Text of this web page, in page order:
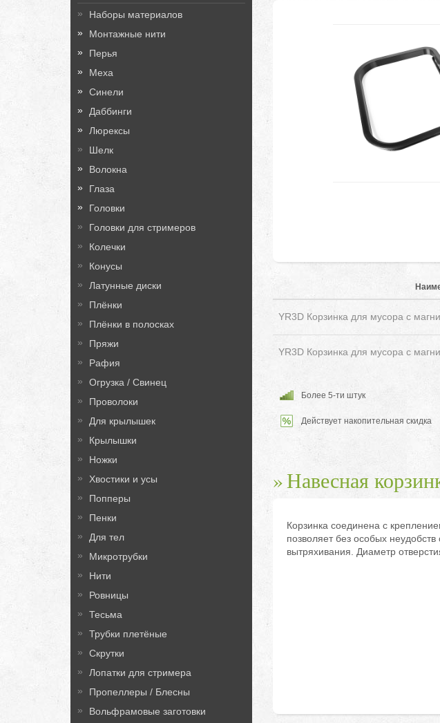
Наборы материалов
Монтажные нити
Перья
Меха
Синели
Даббинги
Люрексы
Шелк
Волокна
Глаза
Головки
Головки для стримеров
Колечки
Конусы
Латунные диски
Плёнки
Плёнки в полосках
Пряжи
Рафия
Огрузка / Свинец
Проволоки
Для крылышек
Крылышки
Ножки
Хвостики и усы
Попперы
Пенки
Для тел
Микротрубки
Нити
Ровницы
Тесьма
Трубки плетёные
Скрутки
Лопатки для стримера
Пропеллеры / Блесны
Вольфрамовые заготовки
YR3D Корзинка для мусора с
YR3D Корзинка для мусора с
Более 5-ти штук
Действует накопительная скидка
Навесная
Корзинка соединена с
позволяет без особых неудобств
вытряхивания. Диаметр